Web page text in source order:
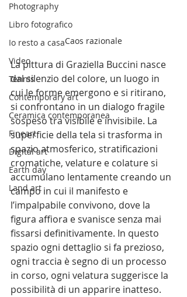
Photography
Libro fotografico
Io resto a casa
Video
Tennis
Contemporary art
Ceramica contemporanea
Fineart
Digital art
Earth day
Land art
Caos razionale
La pittura di Graziella Buccini nasce
dal silenzio del colore, un luogo in
cui le forme emergono e si ritirano,
si confrontano in un dialogo fragile
sospeso tra visibile e invisibile. La
superficie della tela si trasforma in
spazio atmosferico, stratificazioni
cromatiche, velature e colature si
accumulano lentamente creando un
campo in cui il manifesto e
l’impalpabile convivono, dove la
figura affiora e svanisce senza mai
fissarsi definitivamente. In questo
spazio ogni dettaglio si fa prezioso,
ogni traccia è segno di un processo
in corso, ogni velatura suggerisce la
possibilità di un apparire inatteso.